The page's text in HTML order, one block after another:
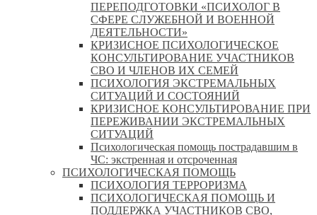
ПЕРЕПОДГОТОВКИ «ПСИХОЛОГ В
СФЕРЕ СЛУЖЕБНОЙ И ВОЕННОЙ
ДЕЯТЕЛЬНОСТИ»
КРИЗИСНОЕ ПСИХОЛОГИЧЕСКОЕ
КОНСУЛЬТИРОВАНИЕ УЧАСТНИКОВ
СВО И ЧЛЕНОВ ИХ СЕМЕЙ
ПСИХОЛОГИЯ ЭКСТРЕМАЛЬНЫХ
СИТУАЦИЙ И СОСТОЯНИЙ
КРИЗИСНОЕ КОНСУЛЬТИРОВАНИЕ ПРИ
ПЕРЕЖИВАНИИ ЭКСТРЕМАЛЬНЫХ
СИТУАЦИЙ
Психологическая помощь пострадавшим в
ЧС: экстренная и отсроченная
ПСИХОЛОГИЧЕСКАЯ ПОМОЩЬ
ПСИХОЛОГИЯ ТЕРРОРИЗМА
ПСИХОЛОГИЧЕСКАЯ ПОМОЩЬ И
ПОДДЕРЖКА УЧАСТНИКОВ СВО,